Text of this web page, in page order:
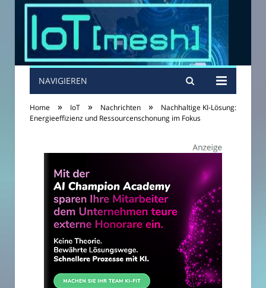
NAVIGIEREN
Home » IoT » Nachrichten »
Nachhaltige KI-Lösung:
Energieeffizienz und Ressourcenschonung im Fokus